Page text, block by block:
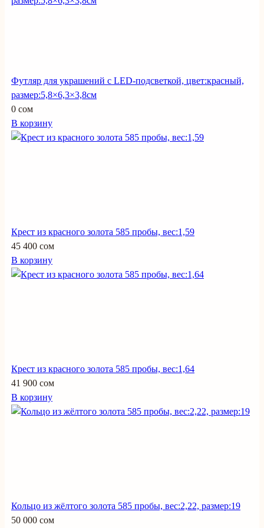
Футляр для украшений с LED-подсветкой, цвет:красный,
размер:5,8×6,3×3,8см
0 сом
В корзину
Крест из красного золота 585 пробы, вес:1,59
45 400 сом
В корзину
Крест из красного золота 585 пробы, вес:1,64
41 900 сом
В корзину
Кольцо из жёлтого золота 585 пробы, вес:2,22, размер:19
50 000 сом